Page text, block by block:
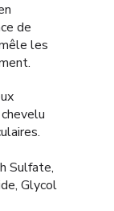
de
les
Sulfate,
Glycol